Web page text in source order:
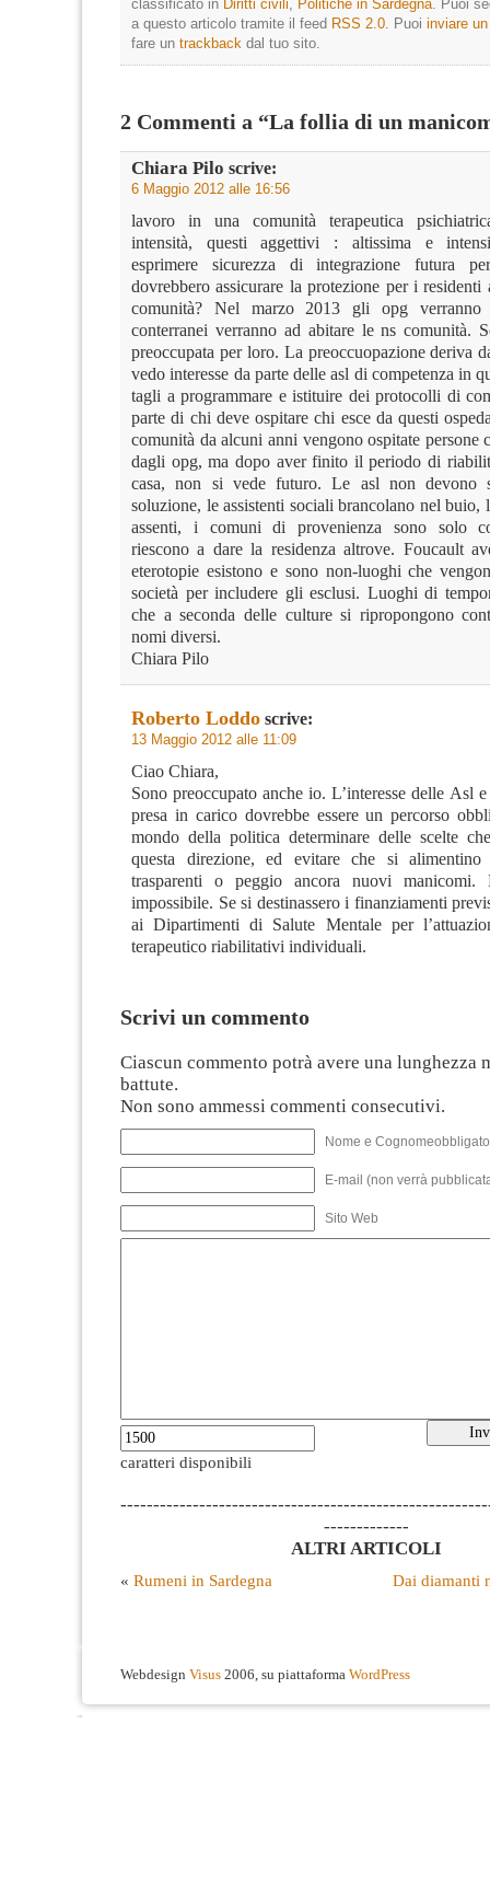
classificato in Diritti civili Politiche in Sardegna . Puoi
a questo articolo tramite il feed RSS 2.0 . Puoi inviare
fare un trackback dal tuo sito.
2 Commenti a “La follia di un
Chiara Pilo scrive:
6 Maggio 2012 alle 16:56
lavoro in una comunità terapeutica
intensità, questi aggettivi : altissima e
esprimere sicurezza di integrazione futura
dovrebbero assicurare la protezione per i
comunità? Nel marzo 2013 gli opg
conterranei verranno ad abitare le ns comunità.
preoccupata per loro. La preoccuopazione deriva
vedo interesse da parte delle asl di competenza in
tagli a programmare e istituire dei protocolli di
parte di chi deve ospitare chi esce da questi
comunità da alcuni anni vengono ospitate persone
dagli opg, ma dopo aver finito il periodo di
casa, non si vede futuro. Le asl non devono
soluzione, le assistenti sociali brancolano nel buio,
assenti, i comuni di provenienza sono solo
riescono a dare la residenza altrove. Foucault
eterotopie esistono e sono non-luoghi che
società per includere gli esclusi. Luoghi di
che a seconda delle culture si ripropongono
nomi diversi.
Chiara Pilo
Roberto Loddo scrive:
13 Maggio 2012 alle 11:09
Ciao Chiara,
Sono preoccupato anche io. L’interesse delle Asl
presa in carico dovrebbe essere un percorso
mondo della politica determinare delle scelte
questa direzione, ed evitare che si alimentino
trasparenti o peggio ancora nuovi manicomi.
impossibile. Se si destinassero i finanziamenti
ai Dipartimenti di Salute Mentale per
terapeutico riabilitativi individuali.
Scrivi un commento
Ciascun commento potrà avere una lunghezza
battute.
Non sono ammessi commenti consecutivi.
Nome e
E-mail (non verrà
Sito Web
caratteri disponibili
-------------
ALTRI ARTICOLI
« Rumeni in Sardegna Dai diamanti
Webdesign Visus 2006, su piattaforma WordPress